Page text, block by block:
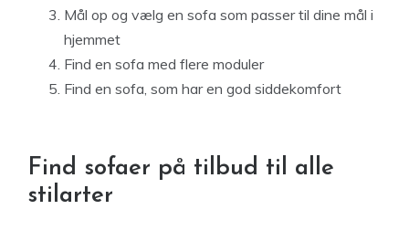
Mål op og vælg en sofa som passer til dine mål i
hjemmet
Find en sofa med flere moduler
Find en sofa, som har en god siddekomfort
Find sofaer på tilbud til alle
stilarter